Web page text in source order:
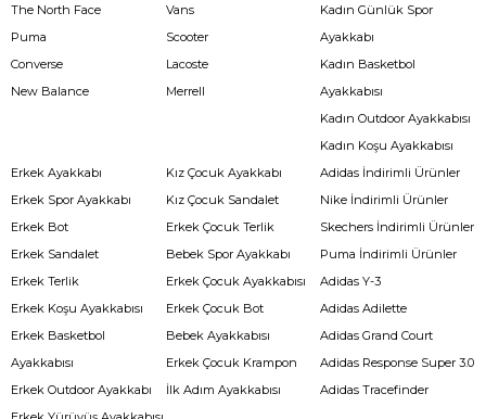
The North Face
Puma
Converse
New Balance
Vans
Scooter
Lacoste
Merrell
Kadın Günlük Spor
Ayakkabı
Kadın Basketbol
Ayakkabısı
Kadın Outdoor Ayakkabısı
Kadın Koşu Ayakkabısı
Erkek Ayakkabı
Erkek Spor Ayakkabı
Erkek Bot
Erkek Sandalet
Erkek Terlik
Erkek Koşu Ayakkabısı
Erkek Basketbol
Ayakkabısı
Erkek Outdoor Ayakkabı
Kız Çocuk Ayakkabı
Kız Çocuk Sandalet
Erkek Çocuk Terlik
Bebek Spor Ayakkabı
Erkek Çocuk Ayakkabısı
Erkek Çocuk Bot
Bebek Ayakkabısı
Erkek Çocuk Krampon
İlk Adım Ayakkabısı
Adidas İndirimli Ürünler
Nike İndirimli Ürünler
Skechers İndirimli Ürünler
Puma İndirimli Ürünler
Adidas Y-3
Adidas Adilette
Adidas Grand Court
Adidas Response Super 3.0
Adidas Tracefinder